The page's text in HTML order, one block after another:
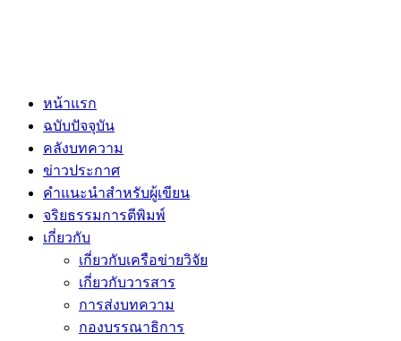
หน้าแรก
ฉบับปัจจุบัน
คลังบทความ
ข่าวประกาศ
คำแนะนำสำหรับผู้เขียน
จริยธรรมการตีพิมพ์
เกี่ยวกับ
เกี่ยวกับเครือข่ายวิจัย
เกี่ยวกับวารสาร
การส่งบทความ
กองบรรณาธิการ